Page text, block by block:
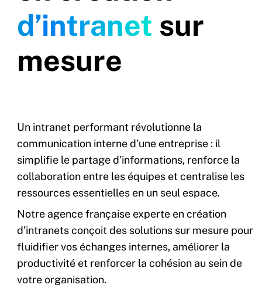
d’intranet sur
mesure
Un intranet performant révolutionne la
communication interne d’une entreprise : il
simplifie le partage d’informations, renforce la
collaboration entre les équipes et centralise les
ressources essentielles en un seul espace.
Notre agence française experte en création
d’intranets conçoit des solutions sur mesure pour
fluidifier vos échanges internes, améliorer la
productivité et renforcer la cohésion au sein de
votre organisation.